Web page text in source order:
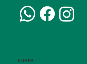
ADRES